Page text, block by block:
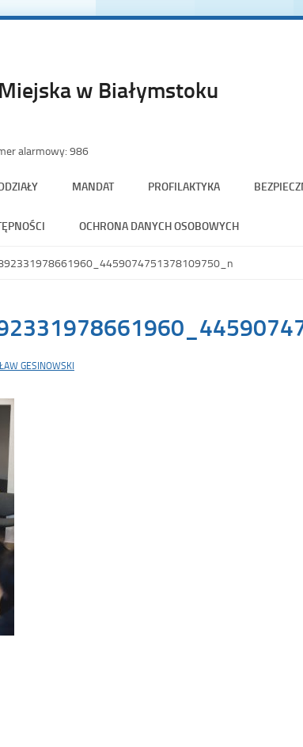
w Białymstoku
alarmowy: 986
MANDAT PROFILAKTYKA
OCHRONA DANYCH OSOBOWYCH
GESINOWSKI